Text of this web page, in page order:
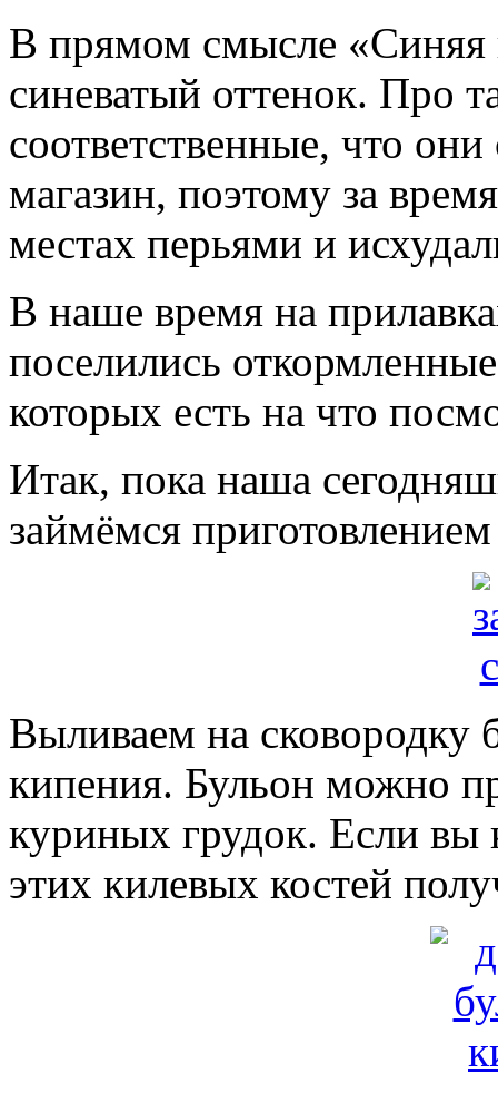
В прямом смысле «Синяя
синеватый оттенок. Про
соответственные, что
магазин, поэтому за
местах перьями и
В наше время на
поселились
которых есть на что
Итак, пока наша
займёмся
Выливаем на сковородку
кипения. Бульон можно
куриных грудок. Если вы
этих килевых костей